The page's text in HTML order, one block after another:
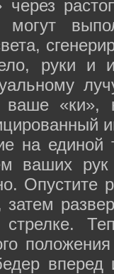
через
руки и
«ки»,
на единой
ваших
Опустите
стрелке.
вперед